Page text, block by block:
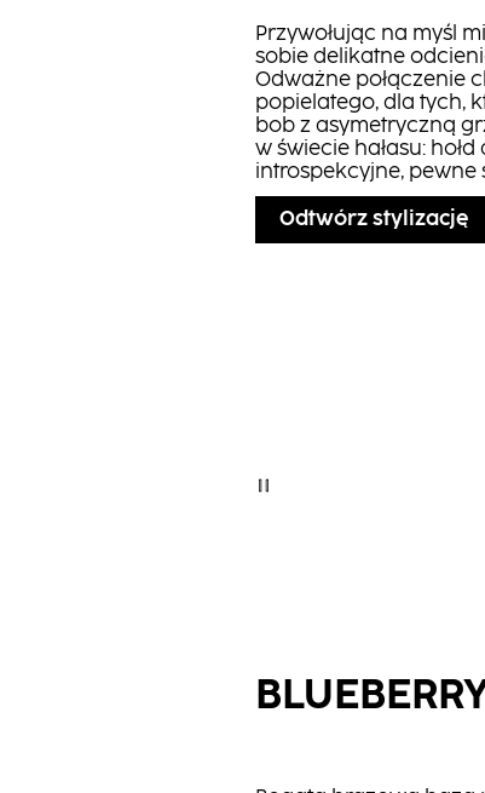
Przywołując na myśl
sobie delikatne
Odważne połączenie
popielatego, dla tych,
bob z asymetryczną
w świecie hałasu:
introspekcyjne, pewne
Odtwórz stylizację